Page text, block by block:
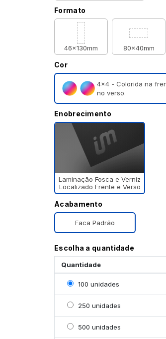
Formato
46x130mm 80x40mm
Cor
4×4 - Colorida na
no verso.
Enobrecimento
Laminação Fosca e Verniz
Localizado Frente e Verso
Acabamento
Faca Padrão
Escolha a quantidade
Quantidade
Selecionar 100 unidades
100 unidades
Selecionar 250 unidades
250 unidades
Selecionar 500 unidades
500 unidades